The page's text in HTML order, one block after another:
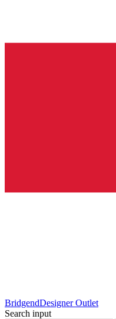
BridgendDesigner Outlet
Search input